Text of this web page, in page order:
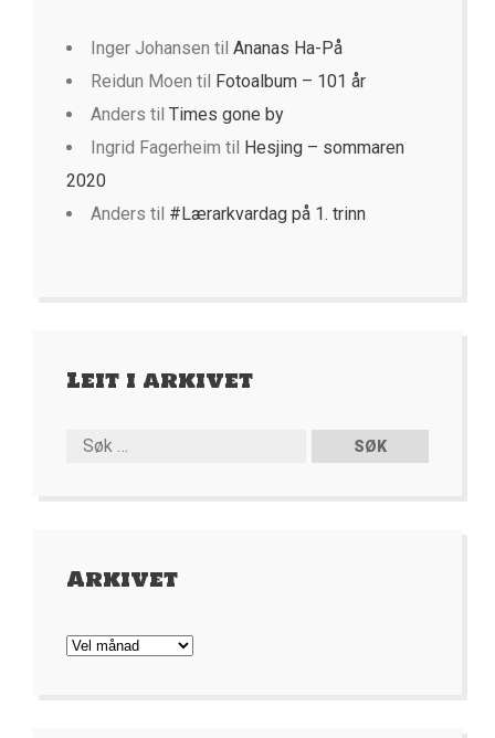
Inger Johansen til Ananas Ha-På
Reidun Moen til Fotoalbum – 101 år
Anders til Times gone by
Ingrid Fagerheim til Hesjing – sommaren
2020
Anders til #Lærarkvardag på 1. trinn
Leit i arkivet
Arkivet
Arkivet